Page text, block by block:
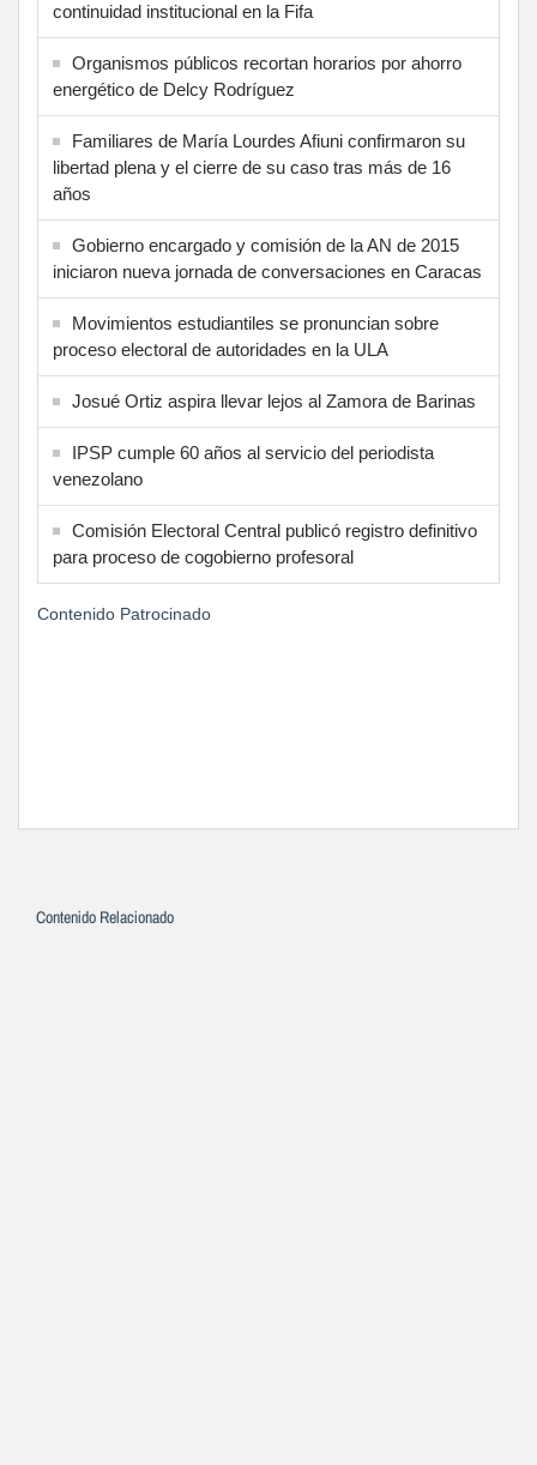
continuidad institucional en la Fifa
Organismos públicos recortan horarios por ahorro
energético de Delcy Rodríguez
Familiares de María Lourdes Afiuni confirmaron su
libertad plena y el cierre de su caso tras más de 16
años
Gobierno encargado y comisión de la AN de 2015
iniciaron nueva jornada de conversaciones en Caracas
Movimientos estudiantiles se pronuncian sobre
proceso electoral de autoridades en la ULA
Josué Ortiz aspira llevar lejos al Zamora de Barinas
IPSP cumple 60 años al servicio del periodista
venezolano
Comisión Electoral Central publicó registro definitivo
para proceso de cogobierno profesoral
Contenido Patrocinado
Contenido Relacionado